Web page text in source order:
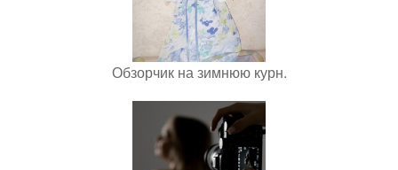
Обзорчик на зимнюю курн.